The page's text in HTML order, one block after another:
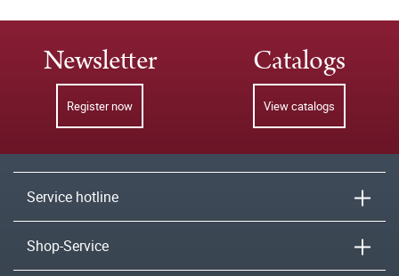
Newsletter
Register now
Catalogs
View catalogs
Service hotline
Shop-Service